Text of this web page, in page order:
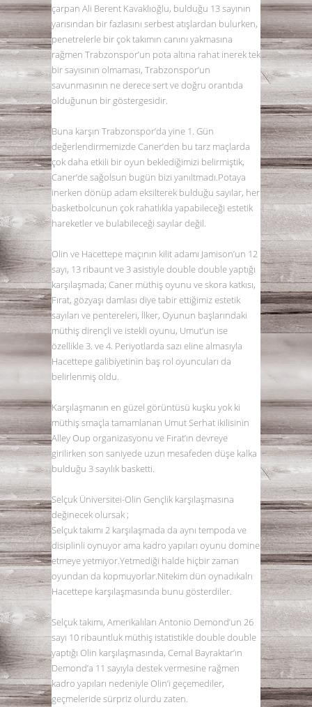
çarpan Ali Berent Kavaklıoğlu, bulduğu 13 sayının
yarısından bir fazlasını serbest atışlardan bulurken,
penetrelerle bir çok takımın canını yakmasına
rağmen Trabzonspor’un pota altına rahat inerek tek
bir sayısının olmaması, Trabzonspor’un
savunmasının ne derece sert ve doğru orantıda
olduğunun bir göstergesidir.
Buna karşın Trabzonspor’da yine 1. Gün
değerlendirmemizde Caner’den bu tarz maçlarda
çok daha etkili bir oyun beklediğimizi belirmiştik,
Caner’de sağolsun bugün bizi yanıltmadı.Potaya
inerken dönüp adam eksilterek bulduğu sayılar, her
basketbolcunun çok rahatlıkla yapabileceği estetik
hareketler ve bulabileceği sayılar değil.
Olin ve Hacettepe maçının kilit adamı Jamison’un 12
sayı, 13 ribaunt ve 3 asistiyle double double yaptığı
karşılaşmada; Caner müthiş oyunu ve skora katkısı,
Fırat, gözyaşı damlası diye tabir ettiğimiz estetik
sayıları ve pentereleri, İlker, Oyunun başlarındaki
müthiş dirençli ve istekli oyunu, Umut’un ise
özellikle 3. ve 4. Periyotlarda sazı eline almasıyla
Hacettepe galibiyetinin baş rol oyuncuları da
belirlenmiş oldu.
Karşılaşmanın en güzel görüntüsü kuşku yok ki
müthiş smaçla tamamlanan Umut Serhat ikilisinin
Alley Oup organizasyonu ve Fırat’ın devreye
girilirken son saniyede uzun mesafeden düşe kalka
bulduğu 3 sayılık basketti.
Selçuk Üniversitei-Olin Gençlik karşılaşmasına
değinecek olursak ;
Selçuk takımı 2 karşılaşmada da aynı tempoda ve
disiplinli oynuyor ama kadro yapıları oyunu domine
etmeye yetmiyor.Yetmediği halde hiçbir zaman
oyundan da kopmuyorlar.Nitekim dün oynadıkalrı
Hacettepe karşılaşmasında bunu gösterdiler.
Selçuk takımı, Amerikalıları Antonio Demond’un 26
sayı 10 ribauntluk müthiş istatistikle double double
yaptığı Olin karşılaşmasında, Cemal Bayraktar’ın
Demond’a 11 sayıyla destek vermesine rağmen
kadro yapıları nedeniyle Olin’i geçemediler,
geçmeleride sürpriz olurdu zaten.